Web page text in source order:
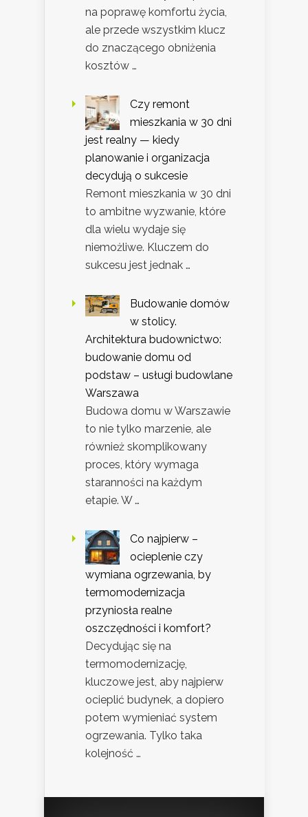
na poprawę komfortu życia,
ale przede wszystkim klucz
do znaczącego obniżenia
kosztów …
Czy remont
mieszkania w 30 dni
jest realny — kiedy
planowanie i organizacja
decydują o sukcesie
Remont mieszkania w 30 dni
to ambitne wyzwanie, które
dla wielu wydaje się
niemożliwe. Kluczem do
sukcesu jest jednak …
Budowanie domów
w stolicy.
Architektura budownictwo:
budowanie domu od
podstaw – usługi budowlane
Warszawa
Budowa domu w Warszawie
to nie tylko marzenie, ale
również skomplikowany
proces, który wymaga
staranności na każdym
etapie. W …
Co najpierw –
ocieplenie czy
wymiana ogrzewania, by
termomodernizacja
przyniosła realne
oszczędności i komfort?
Decydując się na
termomodernizację,
kluczowe jest, aby najpierw
ocieplić budynek, a dopiero
potem wymieniać system
ogrzewania. Tylko taka
kolejność …